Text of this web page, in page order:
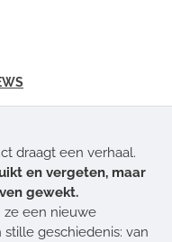
draagt een verhaal.
en vergeten, maar
gewekt.
een nieuwe
geschiedenis: van